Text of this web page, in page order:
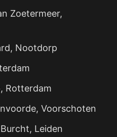
Zoetermeer,
Nootdorp
Rotterdam
Voorschoten
Leiden